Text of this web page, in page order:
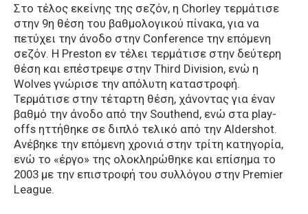
Στο τέλος εκείνης της σεζόν, η Chorley τερμάτισε
στην 9η θέση του βαθμολογικού πίνακα, για να
πετύχει την άνοδο στην Conference την επόμενη
σεζόν. Η Preston εν τέλει τερμάτισε στην δεύτερη
θέση και επέστρεψε στην Third Division, ενώ η
Wolves γνώρισε την απόλυτη καταστροφή.
Τερμάτισε στην τέταρτη θέση, χάνοντας για έναν
βαθμό την άνοδο από την Southend, ενώ στα play-
offs ηττήθηκε σε διπλό τελικό από την Aldershot.
Ανέβηκε την επόμενη χρονιά στην τρίτη κατηγορία,
ενώ το «έργο» της ολοκληρώθηκε και επίσημα το
2003 με την επιστροφή του συλλόγου στην Premier
League.